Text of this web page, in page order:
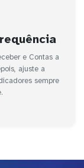
e Contas a
ajuste a
sempre